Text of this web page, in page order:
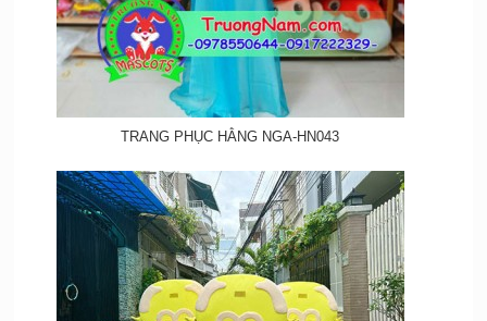
TRANG PHỤC HẰNG NGA-HN043